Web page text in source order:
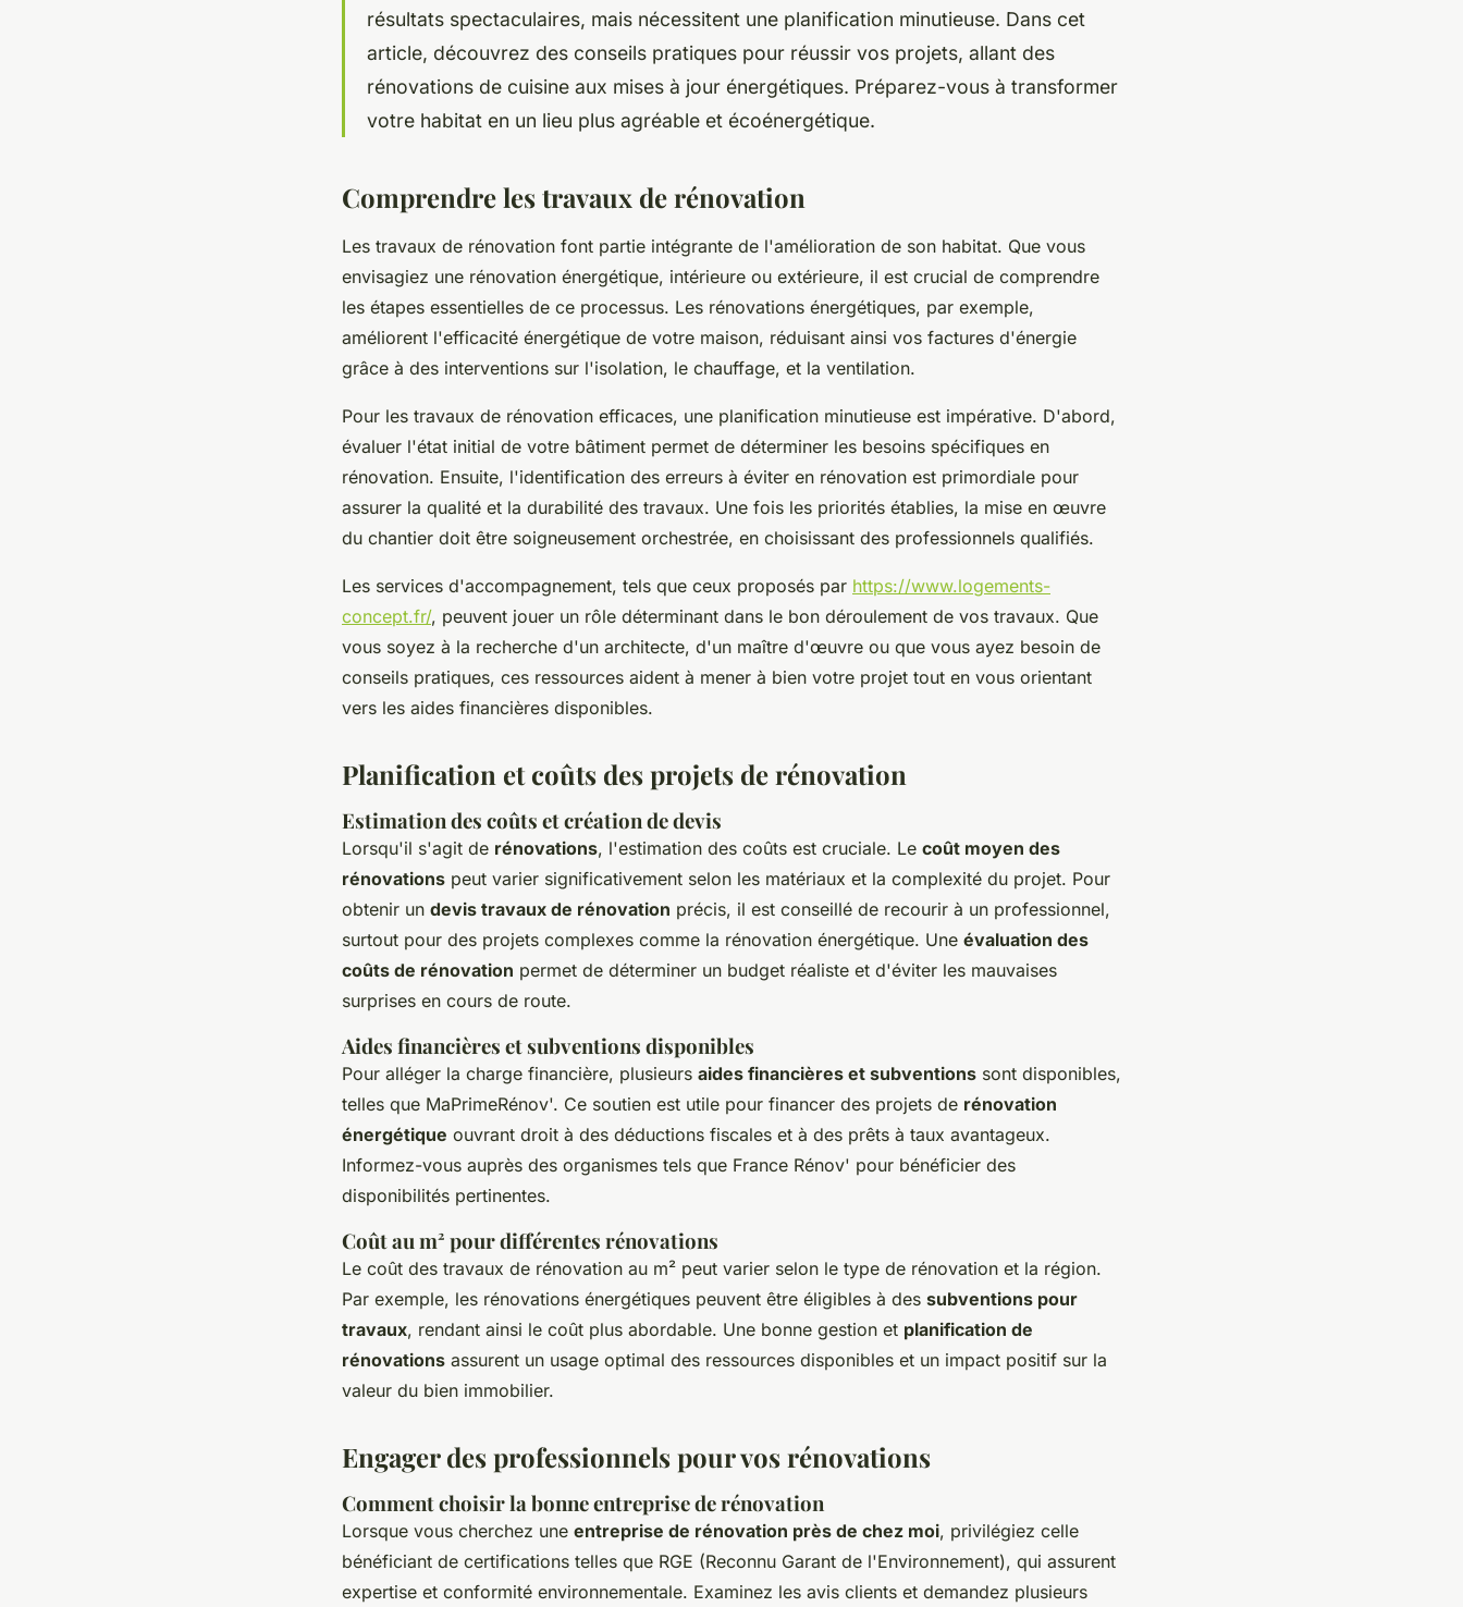
résultats spectaculaires, mais nécessitent une planification minutieuse. Dans cet
article, découvrez des conseils pratiques pour réussir vos projets, allant des
rénovations de cuisine aux mises à jour énergétiques. Préparez-vous à transformer
votre habitat en un lieu plus agréable et écoénergétique.
Comprendre les travaux de rénovation
Les travaux de rénovation font partie intégrante de l'amélioration de son habitat. Que vous
envisagiez une rénovation énergétique, intérieure ou extérieure, il est crucial de comprendre
les étapes essentielles de ce processus. Les rénovations énergétiques, par exemple,
améliorent l'efficacité énergétique de votre maison, réduisant ainsi vos factures d'énergie
grâce à des interventions sur l'isolation, le chauffage, et la ventilation.
Pour les travaux de rénovation efficaces, une planification minutieuse est impérative. D'abord,
évaluer l'état initial de votre bâtiment permet de déterminer les besoins spécifiques en
rénovation. Ensuite, l'identification des erreurs à éviter en rénovation est primordiale pour
assurer la qualité et la durabilité des travaux. Une fois les priorités établies, la mise en œuvre
du chantier doit être soigneusement orchestrée, en choisissant des professionnels qualifiés.
Les services d'accompagnement, tels que ceux proposés par https://www.logements-
concept.fr/, peuvent jouer un rôle déterminant dans le bon déroulement de vos travaux. Que
vous soyez à la recherche d'un architecte, d'un maître d'œuvre ou que vous ayez besoin de
conseils pratiques, ces ressources aident à mener à bien votre projet tout en vous orientant
vers les aides financières disponibles.
Planification et coûts des projets de rénovation
Estimation des coûts et création de devis
Lorsqu'il s'agit de rénovations, l'estimation des coûts est cruciale. Le coût moyen des
rénovations peut varier significativement selon les matériaux et la complexité du projet. Pour
obtenir un devis travaux de rénovation précis, il est conseillé de recourir à un professionnel,
surtout pour des projets complexes comme la rénovation énergétique. Une évaluation des
coûts de rénovation permet de déterminer un budget réaliste et d'éviter les mauvaises
surprises en cours de route.
Aides financières et subventions disponibles
Pour alléger la charge financière, plusieurs aides financières et subventions sont disponibles,
telles que MaPrimeRénov'. Ce soutien est utile pour financer des projets de rénovation
énergétique ouvrant droit à des déductions fiscales et à des prêts à taux avantageux.
Informez-vous auprès des organismes tels que France Rénov' pour bénéficier des
disponibilités pertinentes.
Coût au m² pour différentes rénovations
Le coût des travaux de rénovation au m² peut varier selon le type de rénovation et la région.
Par exemple, les rénovations énergétiques peuvent être éligibles à des subventions pour
travaux, rendant ainsi le coût plus abordable. Une bonne gestion et planification de
rénovations assurent un usage optimal des ressources disponibles et un impact positif sur la
valeur du bien immobilier.
Engager des professionnels pour vos rénovations
Comment choisir la bonne entreprise de rénovation
Lorsque vous cherchez une entreprise de rénovation près de chez moi, privilégiez celle
bénéficiant de certifications telles que RGE (Reconnu Garant de l'Environnement), qui assurent
expertise et conformité environnementale. Examinez les avis clients et demandez plusieurs